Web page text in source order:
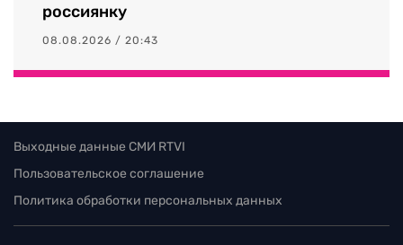
россиянку
08.08.2026 / 20:43
Выходные данные СМИ RTVI
Пользовательское соглашение
Политика обработки персональных данных